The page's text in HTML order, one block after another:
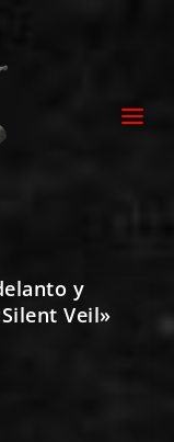
y
Veil»